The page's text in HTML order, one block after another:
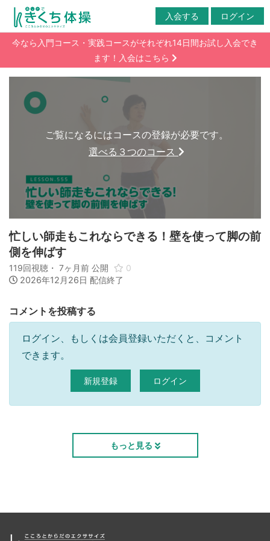
入会する ログイン
今なら入門コース・実践コースがそれぞれ14日間お試し入会でき
ます！入会はこちら
ご覧になるにはコースの登録が必要です。
選べる３つのコース
忙しい師走もこれならできる！壁を使って脚の前
側を伸ばす
119回視聴・ 7ヶ月前 公開
0
2026年12月26日 配信終了
コメントを投稿する
ログイン、もしくは会員登録いただくと、コメント
できます。
新規登録 ログイン
もっと見る